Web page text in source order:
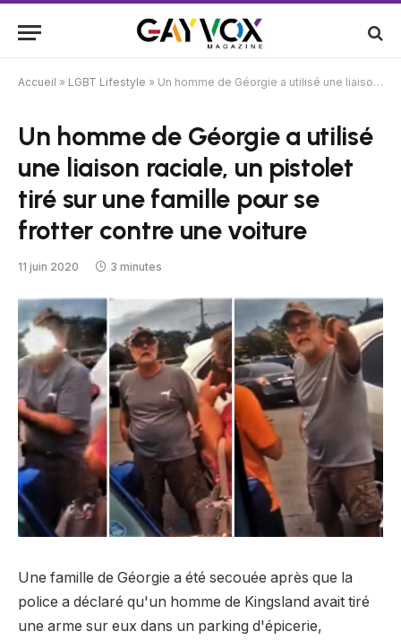
Accueil » LGBT Lifestyle » Un homme de Géorgie a utilisé une liaison raciale, un pistolet tiré sur une famille pour se frotter contre une voiture
Un homme de Géorgie a utilisé
une liaison raciale, un pistolet
tiré sur une famille pour se
frotter contre une voiture
11 juin 2020 3 minutes
Une famille de Géorgie a été secouée après que la
police a déclaré qu'un homme de Kingsland avait tiré
une arme sur eux dans un parking d'épicerie,